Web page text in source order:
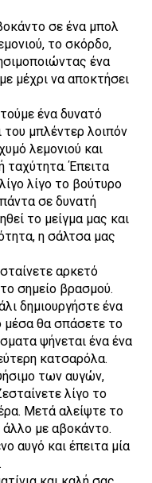
σε ένα μπολ
το σκόρδο,
ένα
μέχρι να αποκτήσει
ένα δυνατό
μπλέντερ λοιπόν
λεμονιού και
ταχύτητα. Έπειτα
λίγο το βούτυρο
σε δυνατή
το μείγμα μας και
η σάλτσα μας
αρκετό
σημείο βρασμού.
δημιουργήστε ένα
μέσα θα σπάσετε το
ψήνεται ένα ένα
κατσαρόλα.
των αυγών,
λίγο το
Μετά αλείψτε το
άλλο με αβοκάντο.
αυγό και έπειτα μία